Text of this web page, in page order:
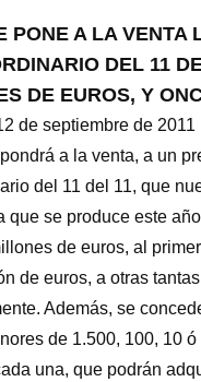
PONE A LA VENTA
DEL 11
DE EUROS, Y
de septiembre de
a la venta, a un
del 11 del 11, que
que se produce este
de euros, al
de euros, a otras
Además, se
de 1.500, 100, 10
una, que podrán